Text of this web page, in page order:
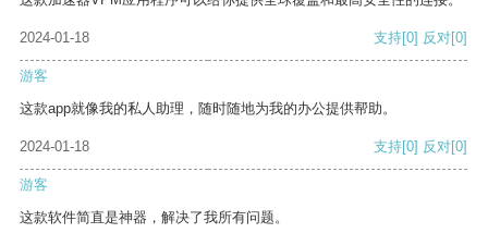
2024-01-18 支持[0] 反对[0]
游客
这款app就像我的私人助理，随时随地为我的办公提供帮助。
2024-01-18 支持[0] 反对[0]
游客
这款软件简直是神器，解决了我所有问题。